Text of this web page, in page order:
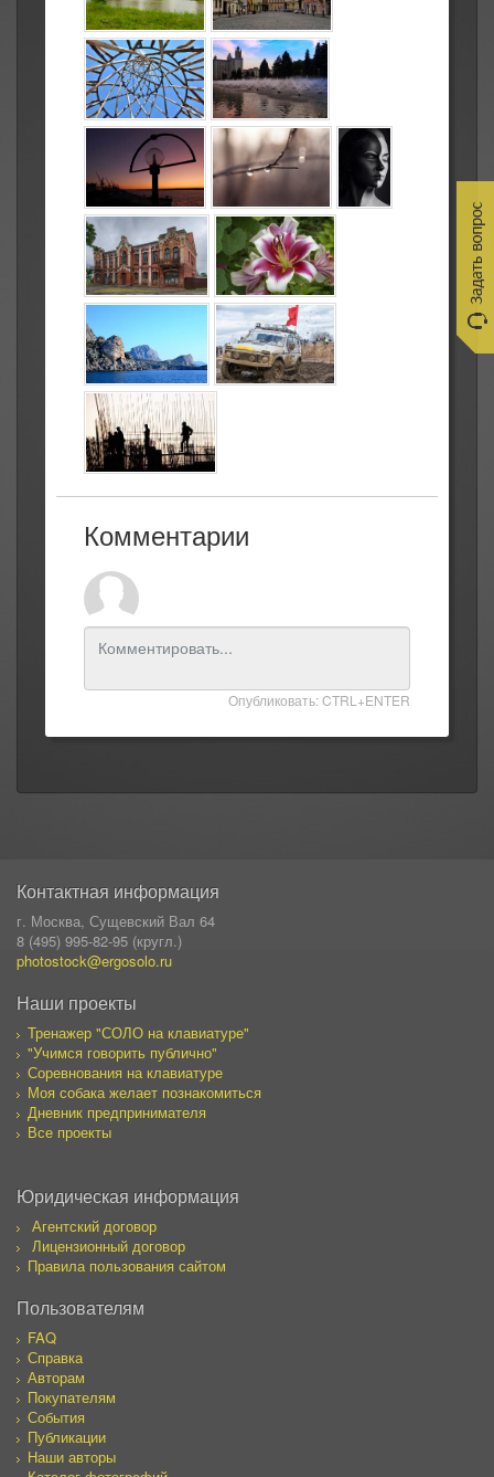
Комментарии
Опубликовать: CTRL+ENTER
Контактная информация
г. Москва, Сущевский Вал 64
8 (495) 995-82-95 (кругл.)
photostock@ergosolo.ru
Наши проекты
Тренажер "СОЛО на клавиатуре"
"Учимся говорить публично"
Соревнования на клавиатуре
Моя собака желает познакомиться
Дневник предпринимателя
Все проекты
Юридическая информация
Агентский договор
Лицензионный договор
Правила пользования сайтом
Пользователям
FAQ
Справка
Авторам
Покупателям
События
Публикации
Наши авторы